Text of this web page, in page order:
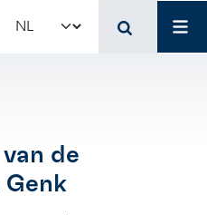
Select your language
Concrete toepassingen
Concrete toepassingen
Unieke infrastructuur
de